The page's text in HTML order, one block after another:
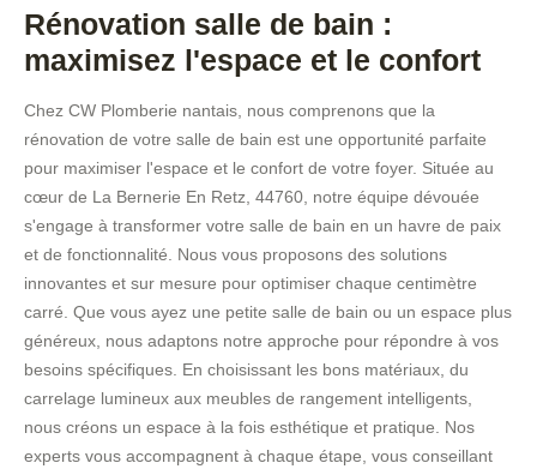
Rénovation salle de bain :
maximisez l'espace et le confort
Chez CW Plomberie nantais, nous comprenons que la
rénovation de votre salle de bain est une opportunité parfaite
pour maximiser l'espace et le confort de votre foyer. Située au
cœur de La Bernerie En Retz, 44760, notre équipe dévouée
s'engage à transformer votre salle de bain en un havre de paix
et de fonctionnalité. Nous vous proposons des solutions
innovantes et sur mesure pour optimiser chaque centimètre
carré. Que vous ayez une petite salle de bain ou un espace plus
généreux, nous adaptons notre approche pour répondre à vos
besoins spécifiques. En choisissant les bons matériaux, du
carrelage lumineux aux meubles de rangement intelligents,
nous créons un espace à la fois esthétique et pratique. Nos
experts vous accompagnent à chaque étape, vous conseillant